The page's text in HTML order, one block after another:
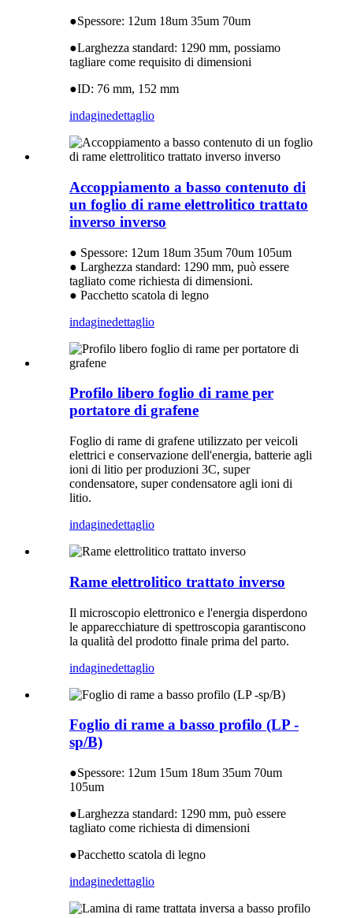
●Spessore: 12um 18um 35um 70um
●Larghezza standard: 1290 mm, possiamo
tagliare come requisito di dimensioni
●ID: 76 mm, 152 mm
indaginedettaglio
Accoppiamento a basso contenuto di
un foglio di rame elettrolitico trattato
inverso inverso
● Spessore: 12um 18um 35um 70um 105um
● Larghezza standard: 1290 mm, può essere
tagliato come richiesta di dimensioni.
● Pacchetto scatola di legno
indaginedettaglio
Profilo libero foglio di rame per
portatore di grafene
Foglio di rame di grafene utilizzato per veicoli
elettrici e conservazione dell'energia, batterie agli
ioni di litio per produzioni 3C, super
condensatore, super condensatore agli ioni di
litio.
indaginedettaglio
Rame elettrolitico trattato inverso
Il microscopio elettronico e l'energia disperdono
le apparecchiature di spettroscopia garantiscono
la qualità del prodotto finale prima del parto.
indaginedettaglio
Foglio di rame a basso profilo (LP -
sp/B)
●Spessore: 12um 15um 18um 35um 70um
105um
●Larghezza standard: 1290 mm, può essere
tagliato come richiesta di dimensioni
●Pacchetto scatola di legno
indaginedettaglio